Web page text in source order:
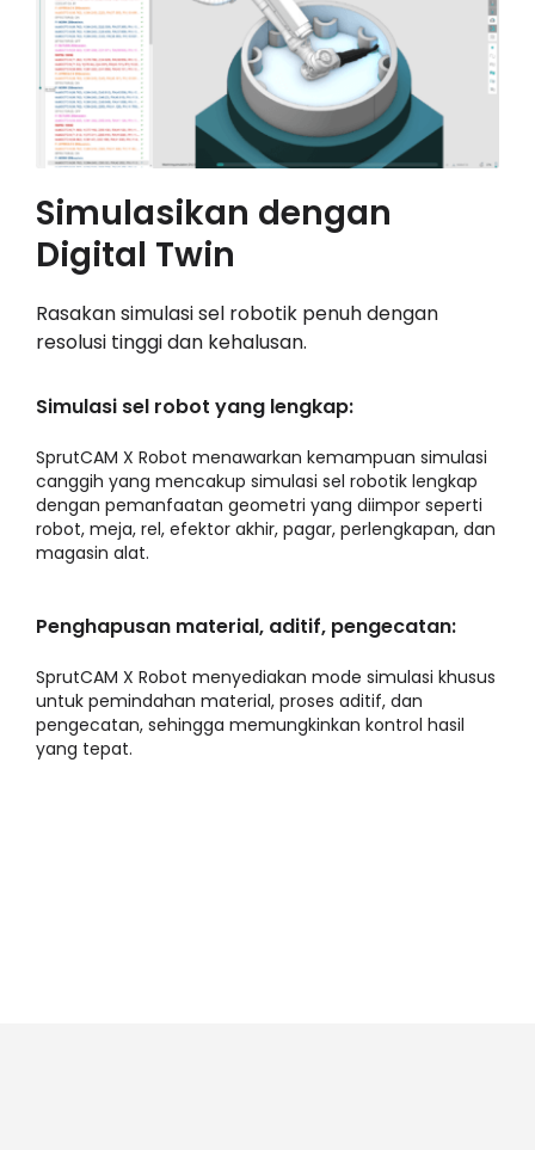
Simulasikan dengan
Digital Twin
Rasakan simulasi sel robotik penuh dengan
resolusi tinggi dan kehalusan.
Simulasi sel robot yang lengkap:
SprutCAM X Robot menawarkan kemampuan simulasi
canggih yang mencakup simulasi sel robotik lengkap
dengan pemanfaatan geometri yang diimpor seperti
robot, meja, rel, efektor akhir, pagar, perlengkapan, dan
magasin alat.
Penghapusan material, aditif, pengecatan:
SprutCAM X Robot menyediakan mode simulasi khusus
untuk pemindahan material, proses aditif, dan
pengecatan, sehingga memungkinkan kontrol hasil
yang tepat.